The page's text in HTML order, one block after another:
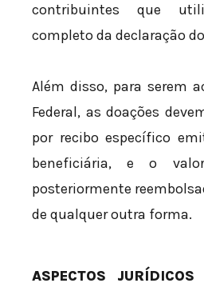
contribuintes que
completo da declaração do
Além disso, para serem
Federal, as doações
por recibo específico
beneficiária, e o
posteriormente
de qualquer outra forma.
ASPECTOS JURÍDICOS